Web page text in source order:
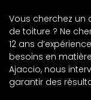
Vous cherchez un
de toiture ? Ne
12 ans
besoins en
Ajaccio, nous
garantir des